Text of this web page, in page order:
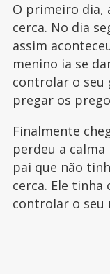
O primeiro dia,
cerca. No dia
assim
menino ia se
controlar o seu
pregar os
Finalmente
perdeu a calma
pai que não
cerca. Ele
controlar o seu